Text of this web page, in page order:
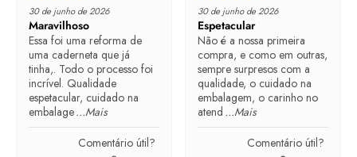
Rated 5out of 5
30 de junho de 2026
Maravilhoso
Essa foi uma reforma de
uma caderneta que já
tinha,. Todo o processo foi
incrível. Qualidade
espetacular, cuidado na
embalage...Mais
Comentário útil?
Rated 5out of 5
30 de junho de 2026
Espetacular
Não é a nossa primeira
compra, e como em outras,
sempre surpresos com a
qualidade, o cuidado na
embalagem, o carinho no
atend ...Mais
Comentário útil?